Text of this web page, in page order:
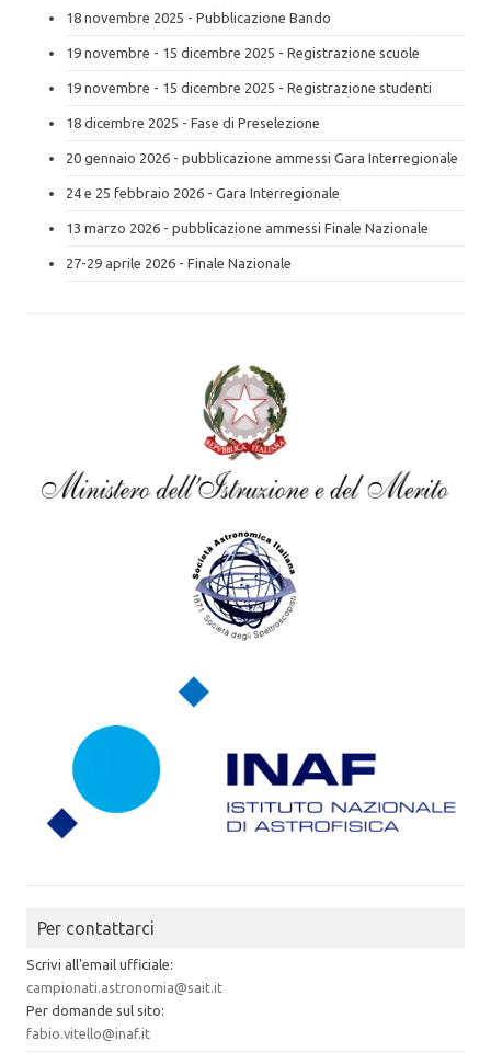
18 novembre 2025 - Pubblicazione Bando
19 novembre - 15 dicembre 2025 - Registrazione scuole
19 novembre - 15 dicembre 2025 - Registrazione studenti
18 dicembre 2025 - Fase di Preselezione
20 gennaio 2026 - pubblicazione ammessi Gara Interregionale
24 e 25 febbraio 2026 - Gara Interregionale
13 marzo 2026 - pubblicazione ammessi Finale Nazionale
27-29 aprile 2026 - Finale Nazionale
Per contattarci
Scrivi all'email ufficiale:
campionati.astronomia@sait.it
Per domande sul sito:
fabio.vitello@inaf.it